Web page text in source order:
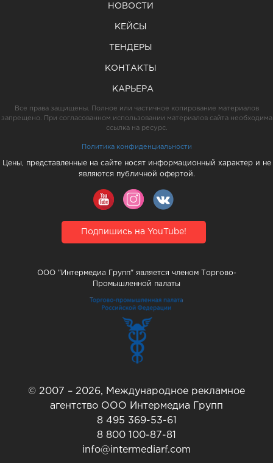
НОВОСТИ
КЕЙСЫ
ТЕНДЕРЫ
КОНТАКТЫ
КАРЬЕРА
Все права защищены. Полное или частичное копирование материалов
запрещено. При согласованном использовании материалов сайта необходима
ссылка на ресурс.
Политика конфиденциальности
Цены, представленные на сайте носят информационный характер и не
являются публичной офертой.
Подпишись на YouTube!
ООО "Интермедиа Групп" является членом Торгово-
Промышленной палаты
© 2007 – 2026, Международное рекламное
агентство ООО Интермедиа Групп
8 495 369-53-61
8 800 100-87-81
info@intermediarf.com